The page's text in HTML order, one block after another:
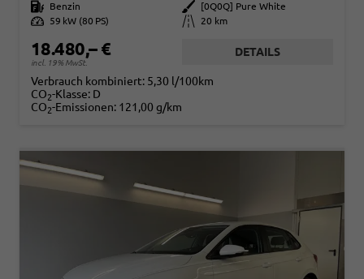
Kraftstoff
Benzin Außenfarbe
[0Q0Q] Pure White
Leistung
59 kW (80 PS) Kilometerstand 20 km
18.480,– €
incl. 19% MwSt.
DETAILS
Verbrauch kombiniert: 5,30 l/100km
CO2-Klasse: D
CO2-Emissionen: 121,00 g/km